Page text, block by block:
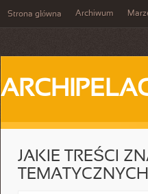
Strona główna Archiwum
JAKIE TREŚCI
TEMATYCZNYCH